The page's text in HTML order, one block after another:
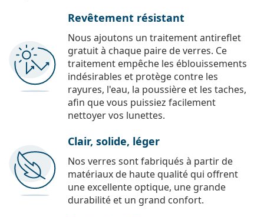
Revêtement résistant
Nous ajoutons un traitement antireflet
gratuit à chaque paire de verres. Ce
traitement empêche les éblouissements
indésirables et protège contre les
rayures, l'eau, la poussière et les taches,
afin que vous puissiez facilement
nettoyer vos lunettes.
Clair, solide, léger
Nos verres sont fabriqués à partir de
matériaux de haute qualité qui offrent
une excellente optique, une grande
durabilité et un grand confort.